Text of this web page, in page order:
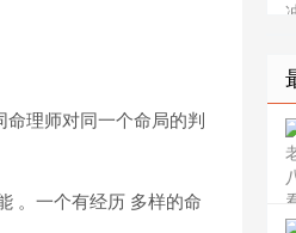
理师对同一个命局的判
。一个有经历 多样的命